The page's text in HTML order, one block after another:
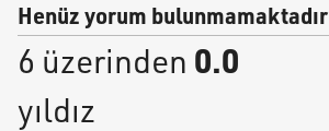
Henüz yorum bulunmamaktadır
6 üzerinden 0.0
yıldız